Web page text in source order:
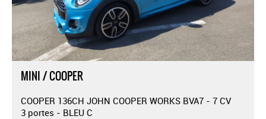
MINI / COOPER
COOPER 136CH JOHN COOPER WORKS BVA7 - 7 CV
3 portes - BLEU C